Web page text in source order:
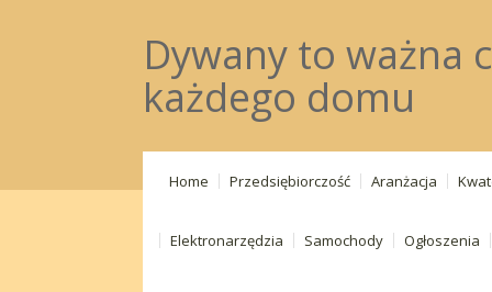
Dywany to ważna
każdego domu
Home Przedsiębiorczość Aranżacja
Elektronarzędzia Samochody Ogłoszenia